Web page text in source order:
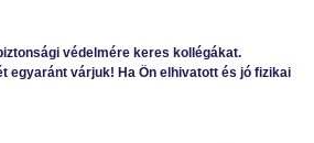
védelmére keres kollégákat.
egyaránt várjuk! Ha Ön elhivatott és jó fizikai